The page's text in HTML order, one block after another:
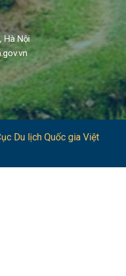
Hà Nội
Du lịch Quốc gia Việt